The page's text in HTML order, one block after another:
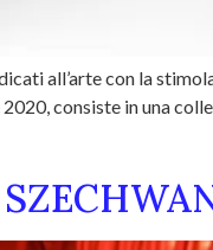
all’arte con la
consiste in una